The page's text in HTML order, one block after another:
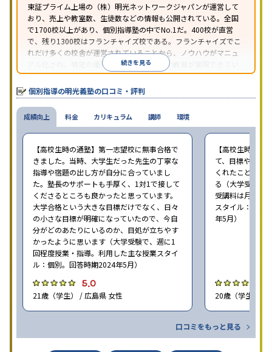
※2023年3月調査。小学校高学年の個別指導塾アンケート調査方法を参
東証プライム上場の（株）明光ネットワークジャパンが運営して
おり、売上や教室数、生徒数などの情報も公開されている。全国
で1700校以上があり、個別指導塾の中でNo.1だ。400校が直営
で、残り1300校はフランチャイズ校である。フランチャイズでこ
れだけ多くの校舎が運営されていることから、ノウハウがマニュ
アル化され、特定の優秀な人材に依存しない教育が実現できてい
ることが推測される。
続きを見る
個別指導の明光義塾の口コミ・評判
成績向上
【高校生時の通塾】第一志望校に無事合格で
きました。当時、大学生だった先生の丁寧な
指導や宿題の出し方が自分に合っていまし
た。塾長のサポートも手厚く、1対1で接して
くださるところも良かったと思っています。
大学合格という大きな目標だけでなく、日々
の小さな目標が明確になっていたので、今自
分がどのあたりにいるのか、目処が立ちやす
かったように思います（大学受験で、週に1
回程度授業・指導。利用した主な授業スタイ
ル：個別。回答時期2024年5月）
5.0
21歳（学生） / 広島県 女性
【高校生時の通
て、目標や勉強
くれたことが、
る（大学受験で
受講料は月
スタイル：個別
年5月）
20歳（学生） /
口コミをもっと見る
料金 カリキュラム 講師 環境